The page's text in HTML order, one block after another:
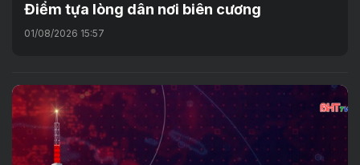
Điểm tựa lòng dân nơi biên cương
01/08/2026 15:57